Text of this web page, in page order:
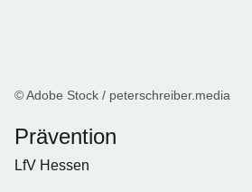
© Adobe Stock / peterschreiber.media
Prävention
LfV Hessen